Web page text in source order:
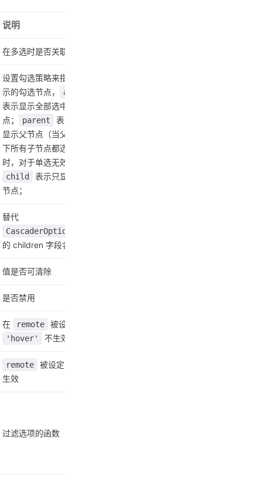
说明
在多选时是否关联选项
设置勾选策略来指定显
示的勾选节点，
all
表示显示全部选中节
点；
parent
表示只
显示父节点（当父节点
下所有子节点都选中
时，对于单选无效）；
child
表示只显示子
节点；
替代
CascaderOption
的 children 字段名
值是否可清除
是否禁用
在 remote 被设定时
'hover' 不生效
remote
被设定时不
生效
过滤选项的函数